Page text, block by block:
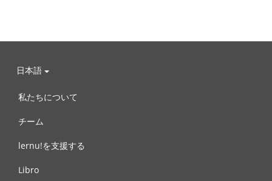
日本語
私たちについて
チーム
lernu!を支援する
Libro